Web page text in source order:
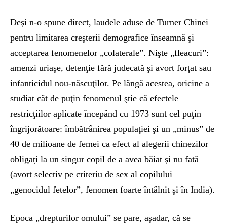
Deşi n-o spune direct, laudele aduse de Turner Chinei
pentru limitarea creşterii demografice înseamnă şi
acceptarea fenomenelor „colaterale”. Nişte „fleacuri”:
amenzi uriaşe, detenţie fără judecată şi avort forţat sau
infanticidul nou-născuţilor. Pe lângă acestea, oricine a
studiat cât de puţin fenomenul ştie că efectele
restricţiilor aplicate începând cu 1973 sunt cel puţin
îngrijorătoare: îmbătrânirea populaţiei şi un „minus” de
40 de milioane de femei ca efect al alegerii chinezilor
obligaţi la un singur copil de a avea băiat şi nu fată
(avort selectiv pe criteriu de sex al copilului –
„genocidul fetelor”, fenomen foarte întâlnit şi în India).
Epoca „drepturilor omului” se pare, aşadar, că se